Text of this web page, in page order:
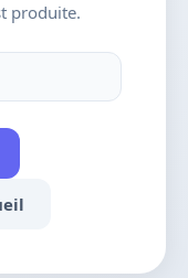
produite.